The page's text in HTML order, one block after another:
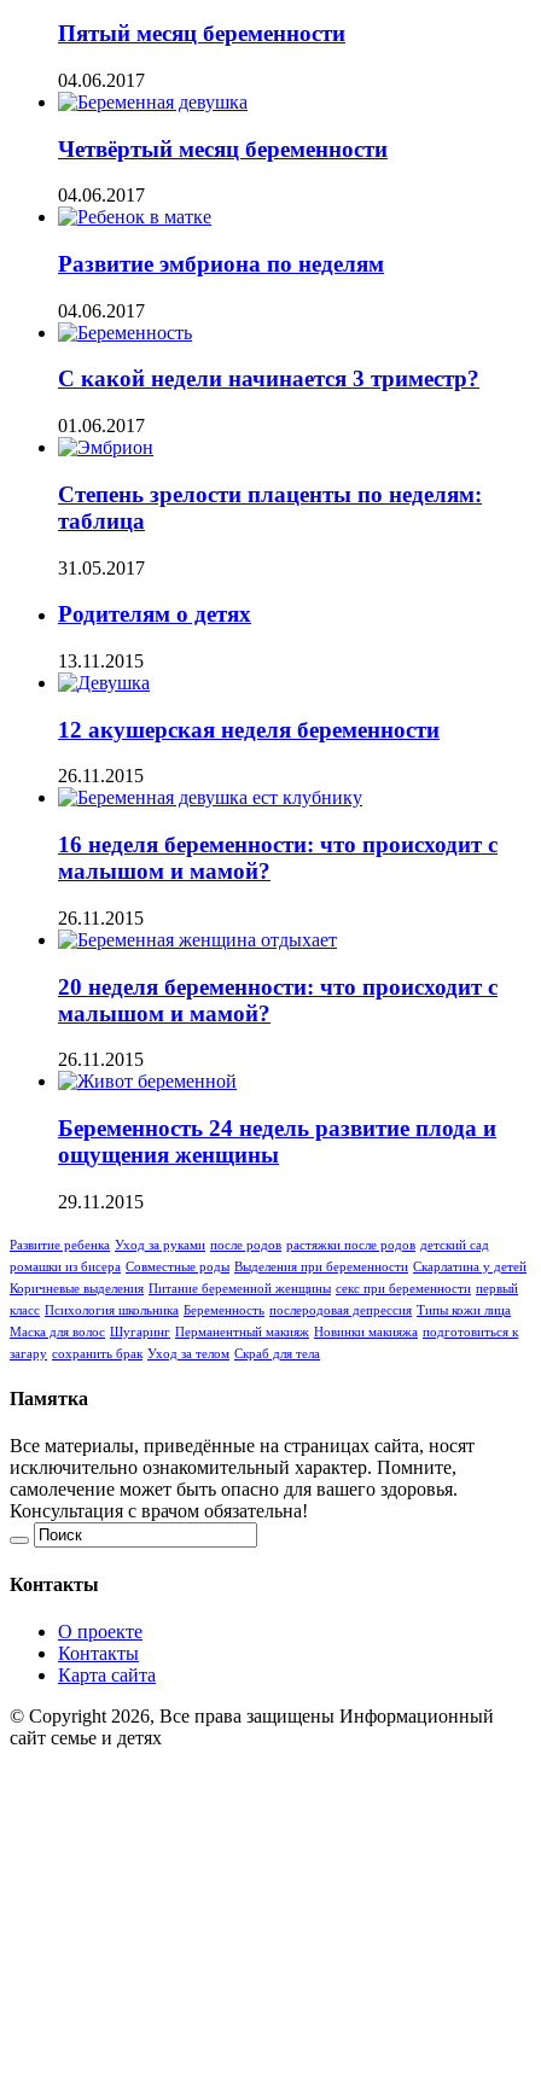
Пятый месяц беременности
04.06.2017
Четвёртый месяц беременности
04.06.2017
Развитие эмбриона по неделям
04.06.2017
С какой недели начинается 3 триместр?
01.06.2017
Степень зрелости плаценты по неделям:
таблица
31.05.2017
Родителям о детях
13.11.2015
12 акушерская неделя беременности
26.11.2015
16 неделя беременности: что происходит с
малышом и мамой?
26.11.2015
20 неделя беременности: что происходит с
малышом и мамой?
26.11.2015
Беременность 24 недель развитие плода и
ощущения женщины
29.11.2015
Развитие ребенка Уход за руками после родов растяжки после родов детский сад
ромашки из бисера Совместные роды Выделения при беременности Скарлатина у детей
Коричневые выделения Питание беременной женщины секс при беременности первый
класс Психология школьника Беременность послеродовая депрессия Типы кожи лица
Маска для волос Шугаринг Перманентный макияж Новинки макияжа подготовиться к
загару сохранить брак Уход за телом Скраб для тела
Памятка
Все материалы, приведённые на страницах сайта, носят
исключительно ознакомительный характер. Помните,
самолечение может быть опасно для вашего здоровья.
Консультация с врачом обязательна!
Контакты
О проекте
Контакты
Карта сайта
© Copyright 2026, Все права защищены Информационный
сайт семье и детях